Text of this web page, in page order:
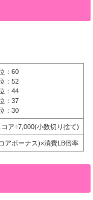
：60
：52
：44
：37
：30
ア÷7,000(小数切り捨て)
アボーナス)×消費LB倍率